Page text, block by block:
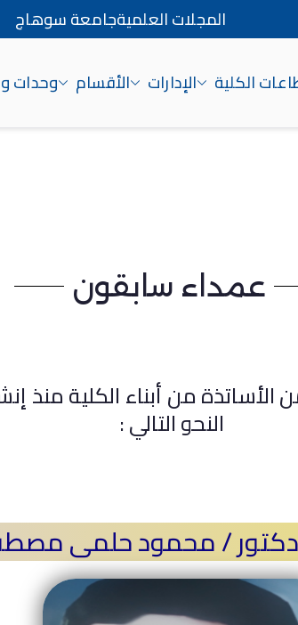
المجلات العلميةجامعة سوهاج
الكلية الإدارات الأقسام وحدات
عمداء سابقون
النحو التالي :